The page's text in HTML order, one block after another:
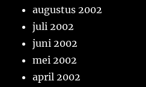
augustus 2002
juli 2002
juni 2002
mei 2002
april 2002